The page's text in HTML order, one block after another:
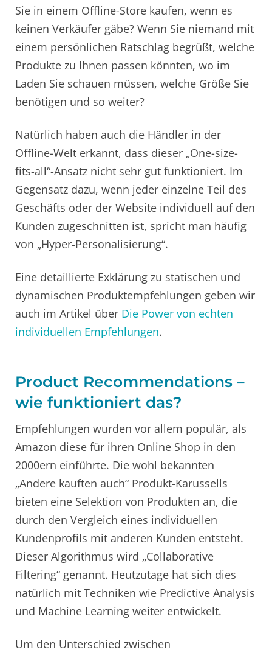
Sie in einem Offline-Store kaufen, wenn es
keinen Verkäufer gäbe? Wenn Sie niemand mit
einem persönlichen Ratschlag begrüßt, welche
Produkte zu Ihnen passen könnten, wo im
Laden Sie schauen müssen, welche Größe Sie
benötigen und so weiter?
Natürlich haben auch die Händler in der
Offline-Welt erkannt, dass dieser „One-size-
fits-all“-Ansatz nicht sehr gut funktioniert. Im
Gegensatz dazu, wenn jeder einzelne Teil des
Geschäfts oder der Website individuell auf den
Kunden zugeschnitten ist, spricht man häufig
von „Hyper-Personalisierung“.
Eine detaillierte Exklärung zu statischen und
dynamischen Produktempfehlungen geben wir
auch im Artikel über Die Power von echten
individuellen Empfehlungen.
Product Recommendations –
wie funktioniert das?
Empfehlungen wurden vor allem populär, als
Amazon diese für ihren Online Shop in den
2000ern einführte. Die wohl bekannten
„Andere kauften auch“ Produkt-Karussells
bieten eine Selektion von Produkten an, die
durch den Vergleich eines individuellen
Kundenprofils mit anderen Kunden entsteht.
Dieser Algorithmus wird „Collaborative
Filtering“ genannt. Heutzutage hat sich dies
natürlich mit Techniken wie Predictive Analysis
und Machine Learning weiter entwickelt.
Um den Unterschied zwischen